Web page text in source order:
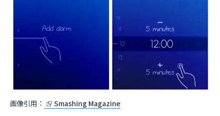
画像引用： Smashing Magazine